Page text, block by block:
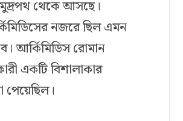
থেকে আসছে।
নজরে ছিল এমন
আর্কিমিডিস রোমান
একটি বিশালাকার